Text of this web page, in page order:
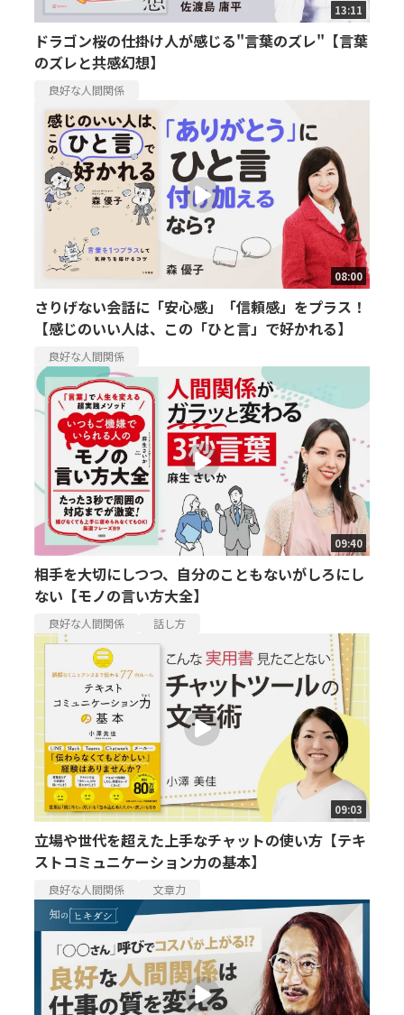
13:11
ドラゴン桜の仕掛け人が感じる"言葉のズレ"【言葉
のズレと共感幻想】
良好な人間関係
08:00
さりげない会話に「安心感」「信頼感」をプラス！
【感じのいい人は、この「ひと言」で好かれる】
良好な人間関係
09:40
相手を大切にしつつ、自分のこともないがしろにし
ない【モノの言い方大全】
良好な人間関係 話し方
09:03
立場や世代を超えた上手なチャットの使い方【テキ
ストコミュニケーション力の基本】
良好な人間関係 文章力